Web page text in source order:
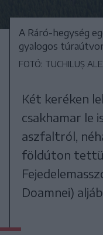
A Ráró-hegység
gyalogos
FOTÓ: TUCHILUȘ
Két keréken
csakhamar le
aszfaltról,
földúton
Doamnei)